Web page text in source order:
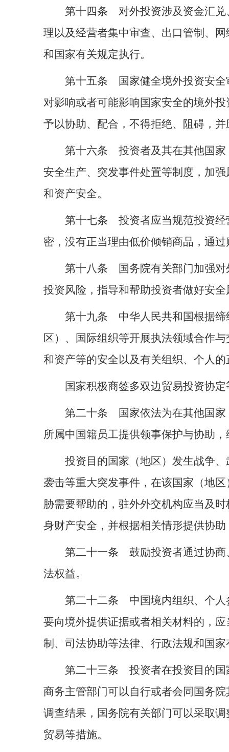
第十四条 对外投资涉及资金汇兑
理以及经营者集中审查、出口管制、
和国家有关规定执行。
第十五条 国家健全境外投资安全
对影响或者可能影响国家安全的境外
予以协助、配合，不得拒绝、阻碍，
第十六条 投资者及其在其他国家
安全生产、突发事件处置等制度，加
和资产安全。
第十七条 投资者应当规范投资经
密，没有正当理由低价倾销商品，通
第十八条 国务院有关部门加强对
投资风险，指导和帮助投资者做好安
第十九条 中华人民共和国根据缔
区）、国际组织等开展执法领域合作
和资产等的安全以及有关组织、个人
国家积极商签多双边贸易投资协
第二十条 国家依法为在其他国家
所属中国籍员工提供领事保护与协助
投资目的国家（地区）发生战争
袭击等重大突发事件，在该国家（地
胁需要帮助的，驻外外交机构应当及
身财产安全，并根据相关情形提供协
第二十一条 鼓励投资者通过协商
法权益。
第二十二条 中国境内组织、个人
要向境外提供证据或者相关材料的，
制、司法协助等法律、行政法规和国
第二十三条 投资者在投资目的国
商务主管部门可以自行或者会同国务
调查结果，国务院有关部门可以采取
贸易等措施。